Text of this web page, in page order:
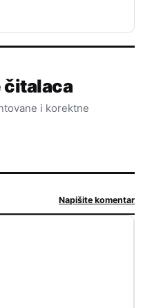
čitalaca
i korektne
Napišite komentar